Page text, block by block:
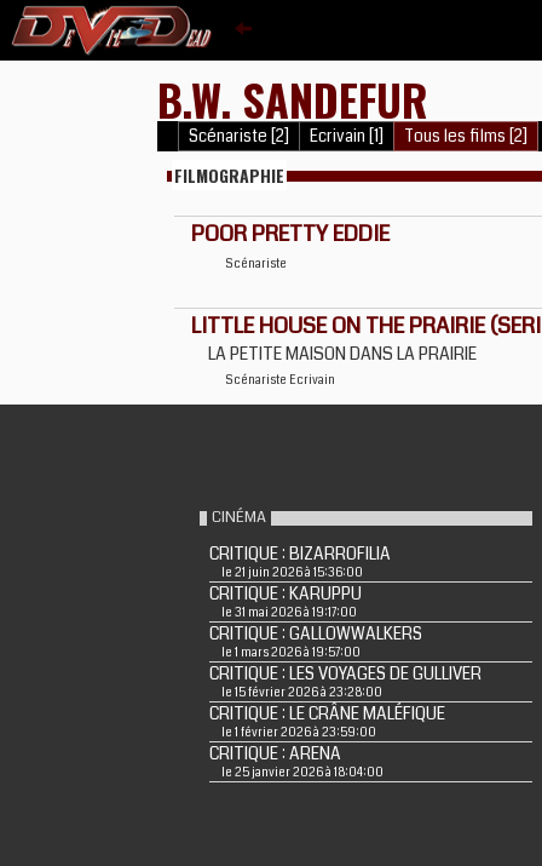
B.W. SANDEFUR
Scénariste [2] Ecrivain [1] Tous les films [2]
FILMOGRAPHIE
POOR PRETTY EDDIE
Scénariste
LITTLE HOUSE ON THE PRAIRIE
LA PETITE MAISON DANS LA PRAIRIE
Scénariste Ecrivain
CINÉMA
CRITIQUE : BIZARROFILIA
le 21 juin 2026 à 15:36:00
CRITIQUE : KARUPPU
le 31 mai 2026 à 19:17:00
CRITIQUE : GALLOWWALKERS
le 1 mars 2026 à 19:57:00
CRITIQUE : LES VOYAGES DE GULLIVER
le 15 février 2026 à 23:28:00
CRITIQUE : LE CRÂNE MALÉFIQUE
le 1 février 2026 à 23:59:00
CRITIQUE : ARENA
le 25 janvier 2026 à 18:04:00